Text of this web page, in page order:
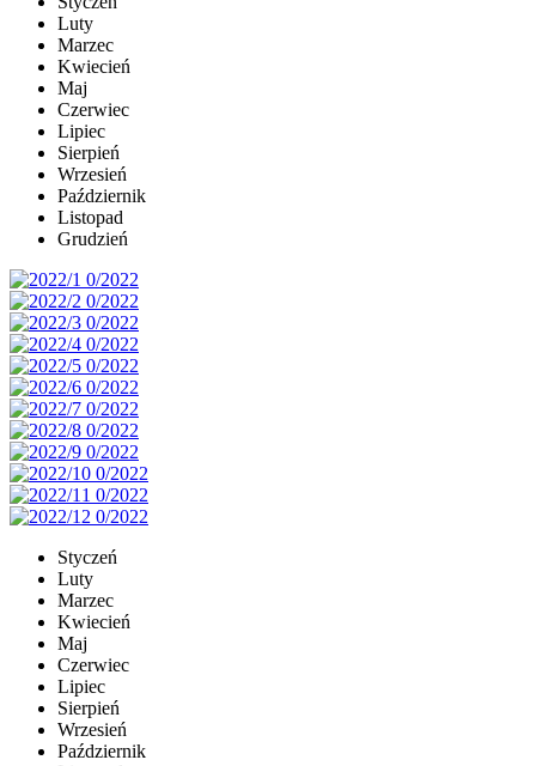
Luty
Marzec
Kwiecień
Maj
Czerwiec
Lipiec
Sierpień
Wrzesień
Październik
Listopad
Grudzień
Styczeń
Luty
Marzec
Kwiecień
Maj
Czerwiec
Lipiec
Sierpień
Wrzesień
Październik